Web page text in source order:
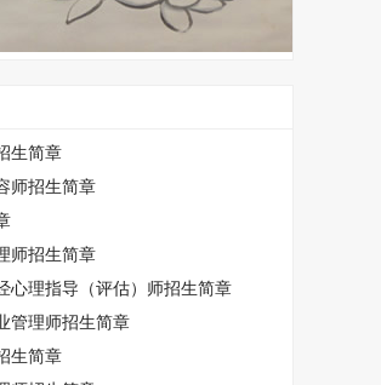
生简章
师招生简章
师招生简章
心理指导（评估）师招生简章
管理师招生简章
生简章